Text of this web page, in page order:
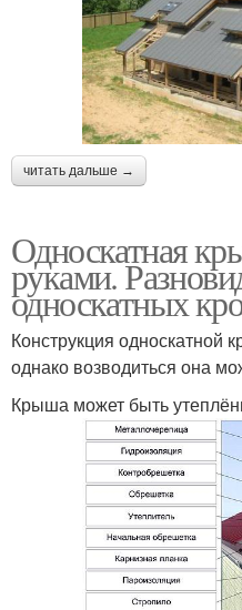
читать дальше →
Односкатная
руками.
односкатных
Конструкция односкатной
однако возводиться она
Крыша может быть